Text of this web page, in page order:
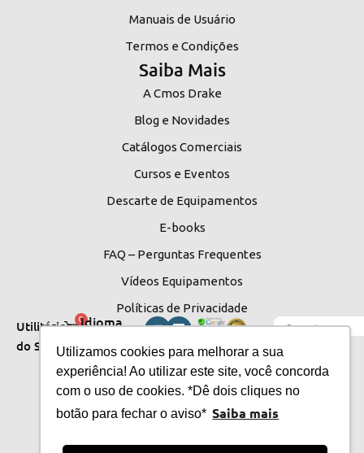
Utilizamos cookies para melhorar a sua
experiência! Ao utilizar este site, você concorda
com o uso de cookies. *Dê dois cliques no
botão para fechar o aviso* Saiba mais
Manuais de Usuário
Termos e Condições
Saiba Mais
A Cmos Drake
Blog e Novidades
Catálogos Comerciais
Cursos e Eventos
Descarte de Equipamentos
E-books
FAQ – Perguntas Frequentes
Vídeos Equipamentos
Políticas de Privacidade
Utilitários
do Site
0Idioma
do Site